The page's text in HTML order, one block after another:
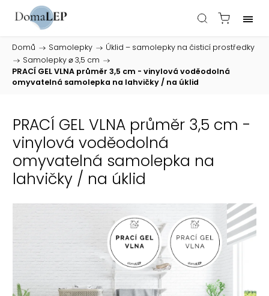
Domů / Samolepky /
Úklid – samolepky na čisticí prostředky
/
Samolepky ⌀ 3,5 cm /
PRACÍ GEL VLNA průměr 3,5 cm - vinylová voděodolná
omyvatelná samolepka na lahvičky / na úklid
PRACÍ GEL VLNA průměr 3,5 cm -
vinylová voděodolná
omyvatelná samolepka na
lahvičky / na úklid